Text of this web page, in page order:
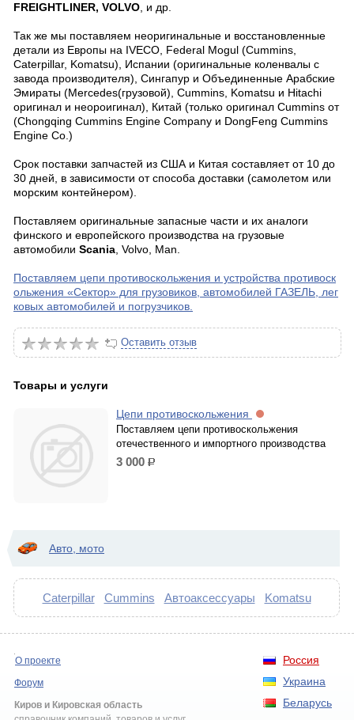
FREIGHTLINER, VOLVO , и др.
Так же мы поставляем неоригинальные и восстановленные
детали из Европы на IVECO, Federal Mogul (Cummins,
Caterpillar, Komatsu), Испании (оригинальные коленвалы с
завода производителя), Сингапур и Объединенные Арабские
Эмираты (Mercedes(грузовой), Cummins, Komatsu и Hitachi
оригинал и неороигинал), Китай (только оригинал Cummins от
(Chongqing Cummins Engine Company и DongFeng Cummins
Engine Co.)
Срок поставки запчастей из США и Китая составляет от 10 до
30 дней, в зависимости от способа доставки (самолетом или
морским контейнером).
Поставляем оригинальные запасные части и их аналоги
финского и европейского производства на грузовые
автомобили Scania Volvo Man
Поставляем цепи противоскольжения и устройства противоск
ольжения «Сектор» для грузовиков, автомобилей ГАЗЕЛЬ, лег
ковых автомобилей и погрузчиков.
Оставить отзыв
Товары и услуги
Цепи противоскольжения
Поставляем цепи противоскольжения
отечественного и импортного производства
3 000 р.
Авто, мото
Caterpillar Cummins Автоаксессуары Komatsu
Россия
Украина
Беларусь
О проекте
Форум
Киров и Кировская область